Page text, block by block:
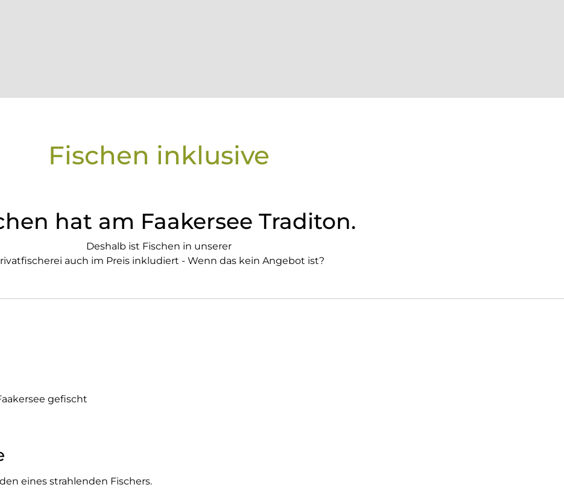
Fischen inklusive
hat am Faakersee Traditon.
Deshalb ist Fischen in unserer
auch im Preis inkludiert - Wenn das kein Angebot ist?
gefischt
eines strahlenden Fischers.